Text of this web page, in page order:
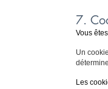
7.
Vous
Un
Les